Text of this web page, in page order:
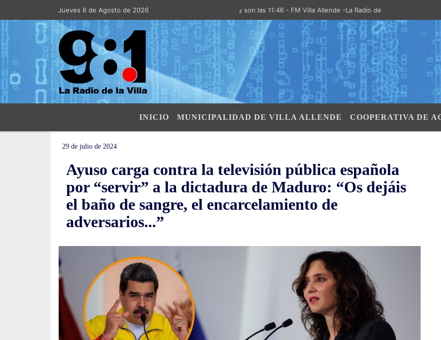
Jueves 6 de Agosto de 2026Hoy es Jueves 6 de Agosto de 2026 y son las 11:46 - FM Villa Allende -La Radio de la Villa- "El Aire de las
INICIO MUNICIPALIDAD DE VILLA ALLENDE COOPERATIVA DE
29 de julio de 2024
Ayuso carga contra la televisión pública española
por “servir” a la dictadura de Maduro: “Os dejáis
el baño de sangre, el encarcelamiento de
adversarios...”